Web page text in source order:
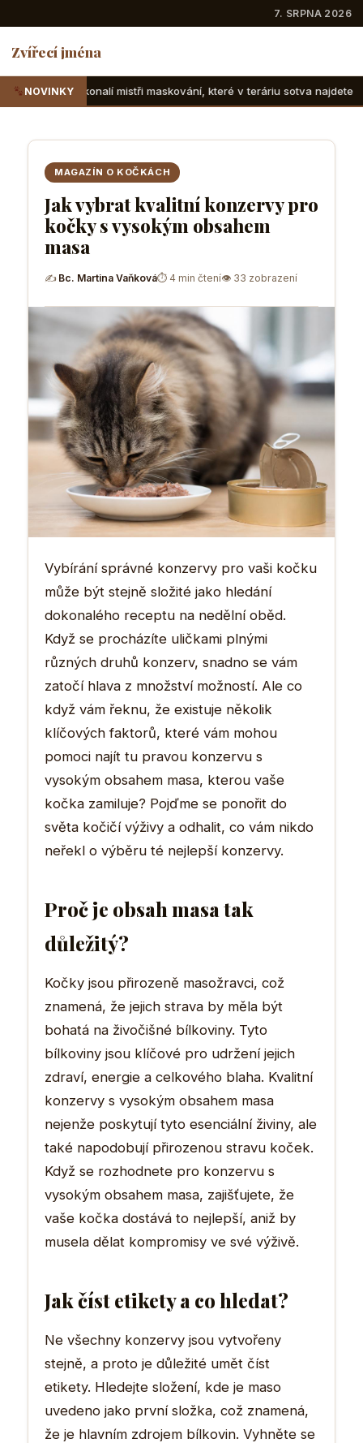
7. SRPNA 2026
Zvířecí jména
NOVINKY
maskování, které v teráriu sotva najdete
MAGAZÍN O KOČKÁCH
Jak vybrat kvalitní konzervy pro
kočky s vysokým obsahem
masa
✍ Bc. Martina Vaňková⏱ 4 min čtení👁 33 zobrazení
Vybírání správné konzervy pro vaši kočku
může být stejně složité jako hledání
dokonalého receptu na nedělní oběd.
Když se procházíte uličkami plnými
různých druhů konzerv, snadno se vám
zatočí hlava z množství možností. Ale co
když vám řeknu, že existuje několik
klíčových faktorů, které vám mohou
pomoci najít tu pravou konzervu s
vysokým obsahem masa, kterou vaše
kočka zamiluje? Pojďme se ponořit do
světa kočičí výživy a odhalit, co vám nikdo
neřekl o výběru té nejlepší konzervy.
Proč je obsah masa tak
důležitý?
Kočky jsou přirozeně masožravci, což
znamená, že jejich strava by měla být
bohatá na živočišné bílkoviny. Tyto
bílkoviny jsou klíčové pro udržení jejich
zdraví, energie a celkového blaha. Kvalitní
konzervy s vysokým obsahem masa
nejenže poskytují tyto esenciální živiny, ale
také napodobují přirozenou stravu koček.
Když se rozhodnete pro konzervu s
vysokým obsahem masa, zajišťujete, že
vaše kočka dostává to nejlepší, aniž by
musela dělat kompromisy ve své výživě.
Jak číst etikety a co hledat?
Ne všechny konzervy jsou vytvořeny
stejně, a proto je důležité umět číst
etikety. Hledejte složení, kde je maso
uvedeno jako první složka, což znamená,
že je hlavním zdrojem bílkovin. Vyhněte se